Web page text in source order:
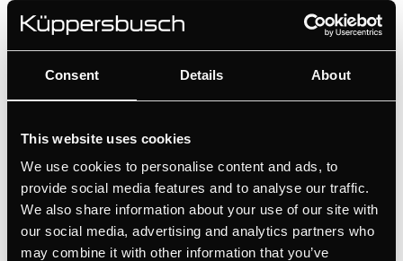
Consent Details About
This website uses cookies
We use cookies to personalise content and ads, to
provide social media features and to analyse our traffic.
We also share information about your use of our site with
our social media, advertising and analytics partners who
may combine it with other information that you’ve
Aксесоари по избор